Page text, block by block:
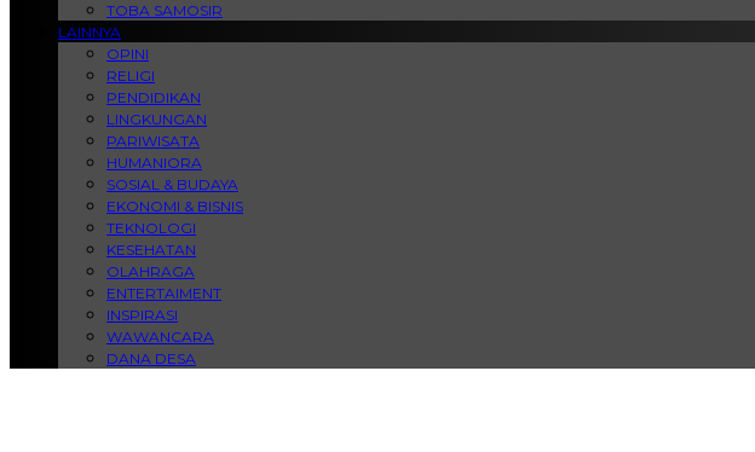
TOBA SAMOSIR
LAINNYA
OPINI
RELIGI
PENDIDIKAN
LINGKUNGAN
PARIWISATA
HUMANIORA
SOSIAL & BUDAYA
EKONOMI & BISNIS
TEKNOLOGI
KESEHATAN
OLAHRAGA
ENTERTAIMENT
INSPIRASI
WAWANCARA
DANA DESA